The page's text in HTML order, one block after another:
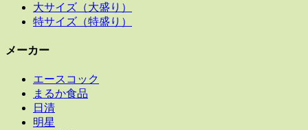
大サイズ（大盛り）
特サイズ（特盛り）
メーカー
エースコック
まるか食品
日清
明星